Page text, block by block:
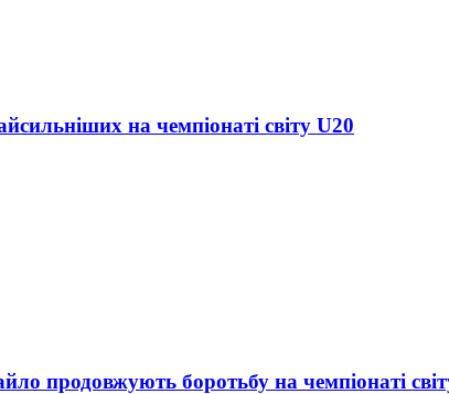
на чемпіонаті світу U20
продовжують боротьбу на чемпіонаті